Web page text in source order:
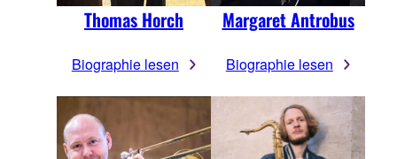
Thomas Horch
Biographie lesen
Margaret Antrobus
Biographie lesen